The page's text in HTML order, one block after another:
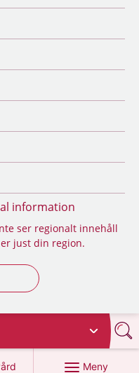
information
ser regionalt innehåll
just din region.
Meny